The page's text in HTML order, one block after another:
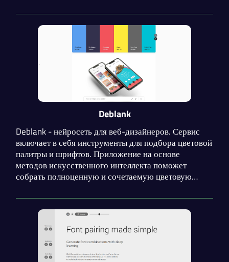
типография на основе предложенных цветовых
палитр.
Deblank
Deblank - нейросеть для веб-дизайнеров. Сервис
включает в себя инструменты для подбора цветовой
палитры и шрифтов. Приложение на основе
методов искусственного интеллекта поможет
собрать полноценную и сочетаемую цветовую
проекта. Сервис развивается и вскоре обрастёт
новыми функциями.